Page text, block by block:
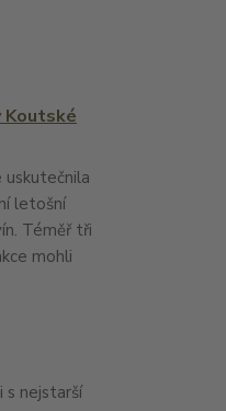
Koutské
letošní
Téměř tři
mohli
s nejstarší